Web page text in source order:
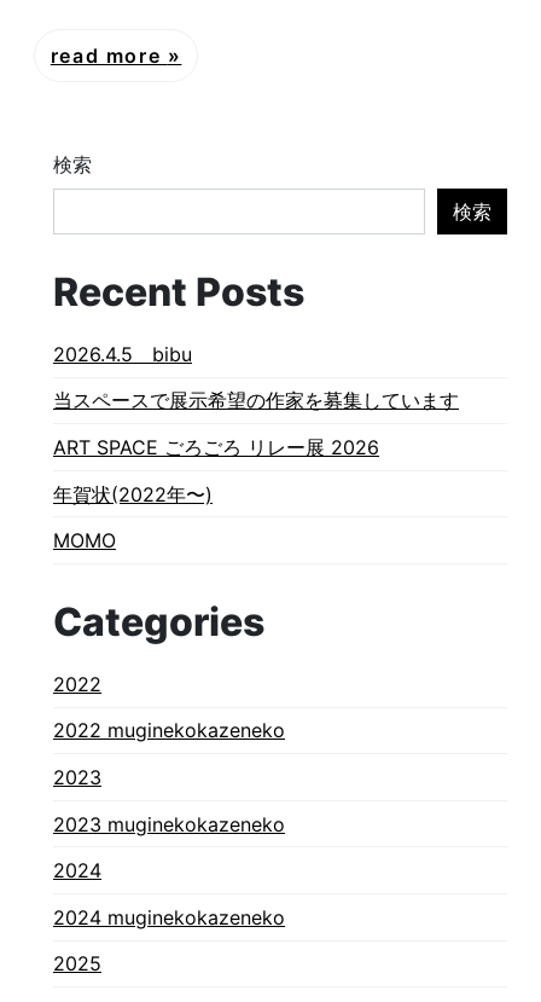
read more
検索
検索
Recent Posts
2026.4.5 bibu
当スペースで展示希望の作家を募集しています
ART SPACE ごろごろ リレー展 2026
年賀状(2022年〜)
MOMO
Categories
2022
2022 muginekokazeneko
2023
2023 muginekokazeneko
2024
2024 muginekokazeneko
2025